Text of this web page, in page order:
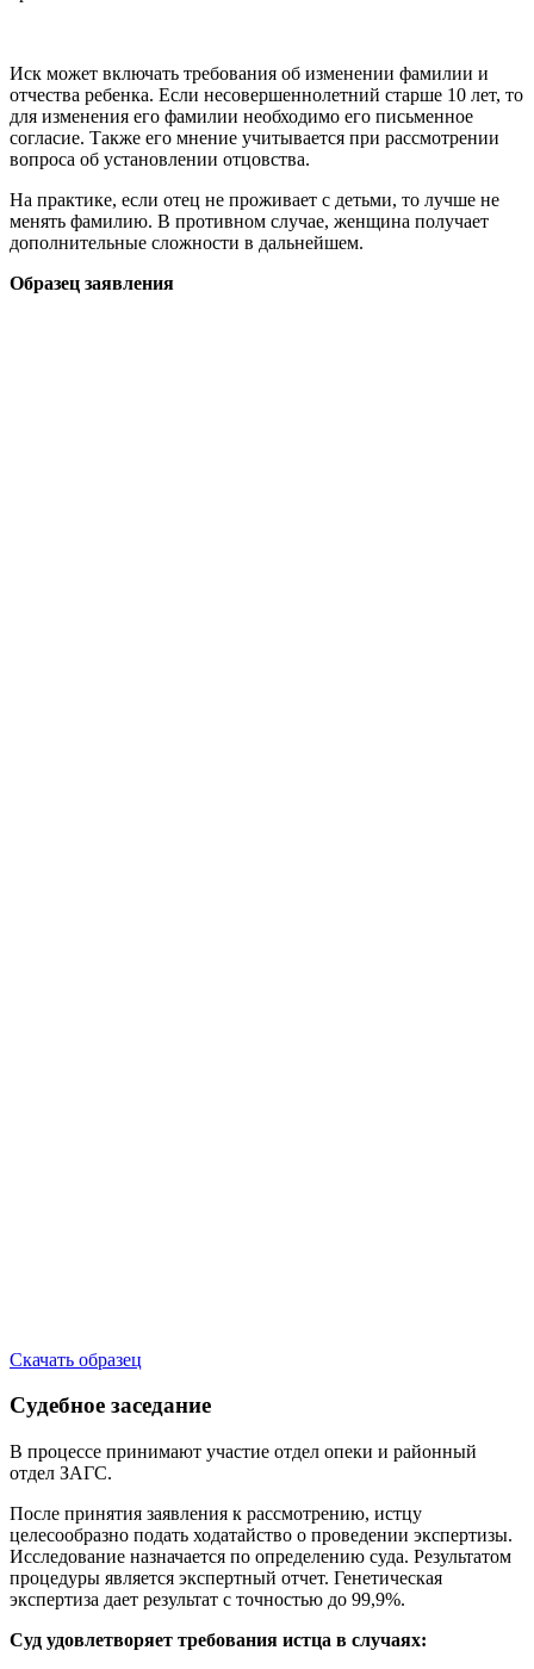
Иск может включать требования об изменении фамилии и
отчества ребенка. Если несовершеннолетний старше 10 лет, то
для изменения его фамилии необходимо его письменное
согласие. Также его мнение учитывается при рассмотрении
вопроса об установлении отцовства.
На практике, если отец не проживает с детьми, то лучше не
менять фамилию. В противном случае, женщина получает
дополнительные сложности в дальнейшем.
Образец заявления
Скачать образец
Судебное заседание
В процессе принимают участие отдел опеки и районный
отдел ЗАГС.
После принятия заявления к рассмотрению, истцу
целесообразно подать ходатайство о проведении экспертизы.
Исследование назначается по определению суда. Результатом
процедуры является экспертный отчет. Генетическая
экспертиза дает результат с точностью до 99,9%.
Суд удовлетворяет требования истца в случаях: